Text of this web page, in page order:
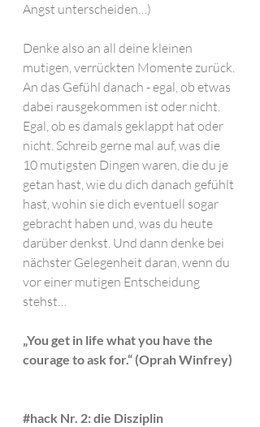
Angst unterscheiden…)
Denke also an all deine kleinen
mutigen, verrückten Momente zurück.
An das Gefühl danach - egal, ob etwas
dabei rausgekommen ist oder nicht.
Egal, ob es damals geklappt hat oder
nicht. Schreib gerne mal auf, was die
10 mutigsten Dingen waren, die du je
getan hast, wie du dich danach gefühlt
hast, wohin sie dich eventuell sogar
gebracht haben und, was du heute
darüber denkst. Und dann denke bei
nächster Gelegenheit daran, wenn du
vor einer mutigen Entscheidung
stehst…
„You get in life what you have the
courage to ask for.“ (Oprah Winfrey)
#hack Nr. 2: die Disziplin